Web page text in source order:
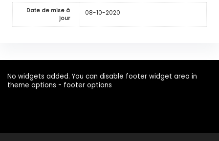
Date de mise à
jour
08-10-2020
No widgets added. You can disable footer widget area in
theme options - footer options